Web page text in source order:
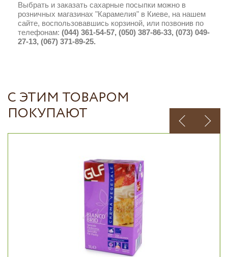
Выбрать и заказать сахарные посыпки можно в
розничных магазинах "Карамелия" в Киеве, на нашем
сайте, воспользовавшись корзиной, или позвонив по
телефонам: (044) 361-54-57, (050) 387-86-33, (073) 049-
27-13, (067) 371-89-25.
С ЭТИМ ТОВАРОМ
ПОКУПАЮТ